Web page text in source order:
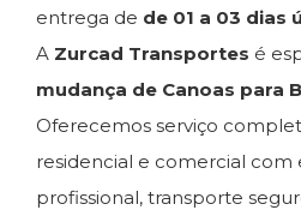
entrega de de 01 a 03 dias
A Zurcad Transportes é
mudança de Canoas para
Oferecemos serviço
residencial e comercial
profissional, transporte